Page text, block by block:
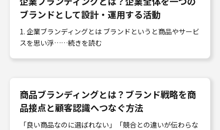
ブランドとして設計・運用する活動
1. 企業ブランディングとは ブランドというと商品やサービ
スを思い浮……続きを読む
商品ブランディングとは？ブランド戦略を商
品接点と顧客認識へつなぐ方法
「良い商品なのに選ばれない」「競合との違いが伝わらな